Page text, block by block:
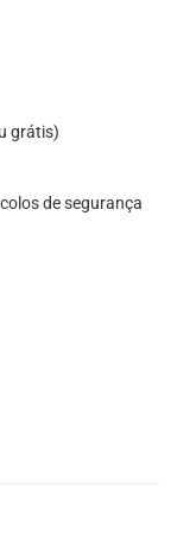
grátis)
de segurança